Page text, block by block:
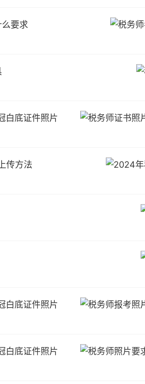
要求
白底证件照片
传方法
白底证件照片
白底证件照片